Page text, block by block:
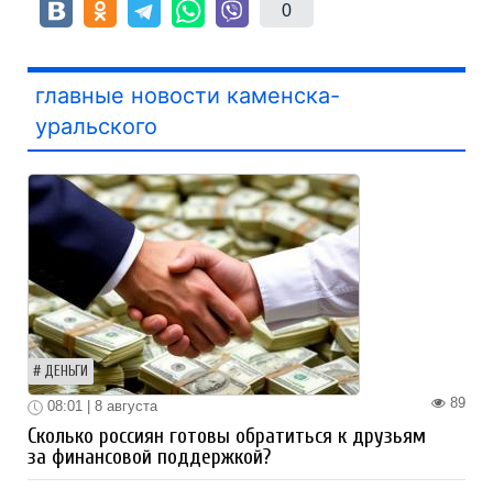
0
главные новости каменска-
уральского
ДЕНЬГИ
89
08:01 | 8 августа
Сколько россиян готовы обратиться к друзьям
за финансовой поддержкой?